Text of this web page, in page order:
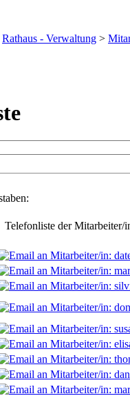
Rathaus - Verwaltung >
Telefonliste der Mitarbeiter/